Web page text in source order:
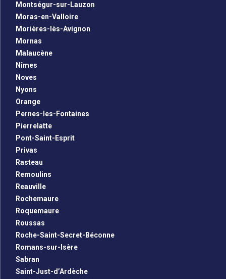
Montségur-sur-Lauzon
Moras-en-Valloire
Morières-lès-Avignon
Mornas
Malaucène
Nîmes
Noves
Nyons
Orange
Pernes-les-Fontaines
Pierrelatte
Pont-Saint-Esprit
Privas
Rasteau
Remoulins
Reauville
Rochemaure
Roquemaure
Roussas
Roche-Saint-Secret-Béconne
Romans-sur-Isère
Sabran
Saint-Just-d’Ardèche